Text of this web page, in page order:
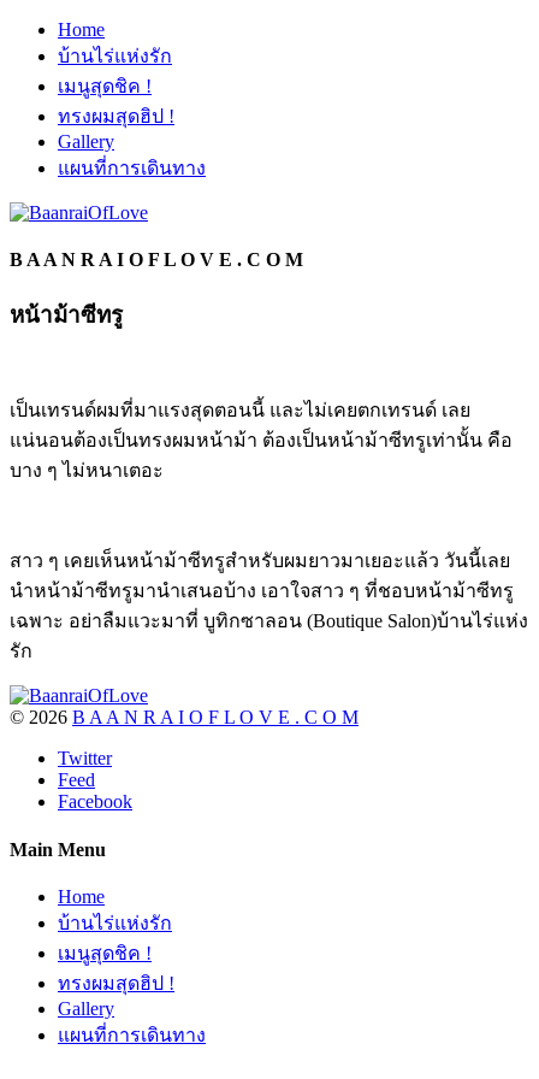
Home
บ้านไร่แห่งรัก
เมนูสุดชิค !
ทรงผมสุดฮิป !
Gallery
แผนที่การเดินทาง
B A A N R A I O F L O V E . C O M
หน้าม้าซีทรู
เป็นเทรนด์ผมที่มาแรงสุดตอนนี้ และไม่เคยตกเทรนด์ เลย
แน่นอนต้องเป็นทรงผมหน้าม้า ต้องเป็นหน้าม้าซีทรูเท่านั้น คือ
บาง ๆ ไม่หนาเตอะ
สาว ๆ เคยเห็นหน้าม้าซีทรูสำหรับผมยาวมาเยอะแล้ว วันนี้เลย
นำหน้าม้าซีทรูมานำเสนอบ้าง เอาใจสาว ๆ ที่ชอบหน้าม้าซีทรู
เฉพาะ อย่าลืมแวะมาที่ บูทิกซาลอน (Boutique Salon)บ้านไร่แห่ง
รัก
© 2026 B A A N R A I O F L O V E . C O M
Twitter
Feed
Facebook
Main Menu
Home
บ้านไร่แห่งรัก
เมนูสุดชิค !
ทรงผมสุดฮิป !
Gallery
แผนที่การเดินทาง